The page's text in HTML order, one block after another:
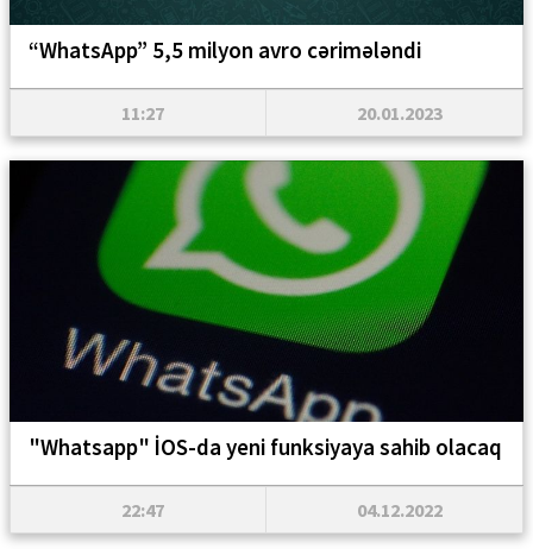
“WhatsApp” 5,5 milyon avro cərimələndi
11:27 20.01.2023
"Whatsapp" İOS-da yeni funksiyaya sahib olacaq
22:47 04.12.2022